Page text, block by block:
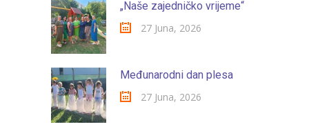
„Naše zajedničko vrijeme“
27 Juna, 2026
Međunarodni dan plesa
27 Juna, 2026